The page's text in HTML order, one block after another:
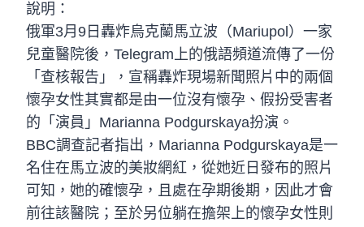
說明：
俄軍3月9日轟炸烏克蘭馬立波（Mariupol）一家
兒童醫院後，Telegram上的俄語頻道流傳了一份
「查核報告」，宣稱轟炸現場新聞照片中的兩個
懷孕女性其實都是由一位沒有懷孕、假扮受害者
的「演員」Marianna Podgurskaya扮演。
BBC調查記者指出，Marianna Podgurskaya是一
名住在馬立波的美妝網紅，從她近日發布的照片
可知，她的確懷孕，且處在孕期後期，因此才會
前往該醫院；至於另位躺在擔架上的懷孕女性則